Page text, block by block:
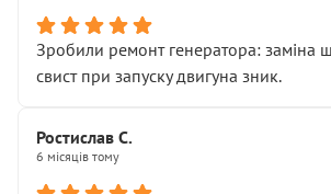
Зробили ремонт генератора: заміна
свист при запуску двигуна зник.
Ростислав С.
6 місяців тому